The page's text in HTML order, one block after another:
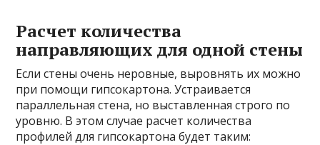
Расчет количества
направляющих для одной стены
Если стены очень неровные, выровнять их можно
при помощи гипсокартона. Устраивается
параллельная стена, но выставленная строго по
уровню. В этом случае расчет количества
профилей для гипсокартона будет таким: